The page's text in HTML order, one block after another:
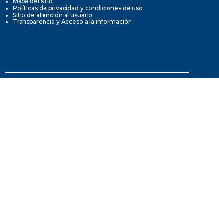
Políticas de privacidad y condiciones de uso
Sitio de atención al usuario
Transparencia y Acceso a la información